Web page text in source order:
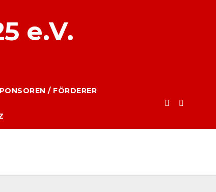
e.V.
/ FÖRDERER